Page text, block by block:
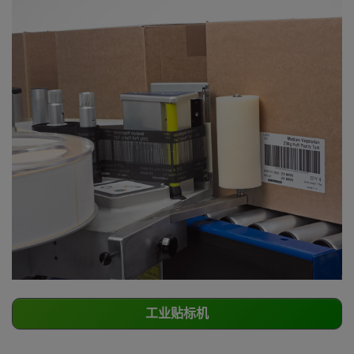
工业贴标机